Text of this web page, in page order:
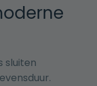
sluiten